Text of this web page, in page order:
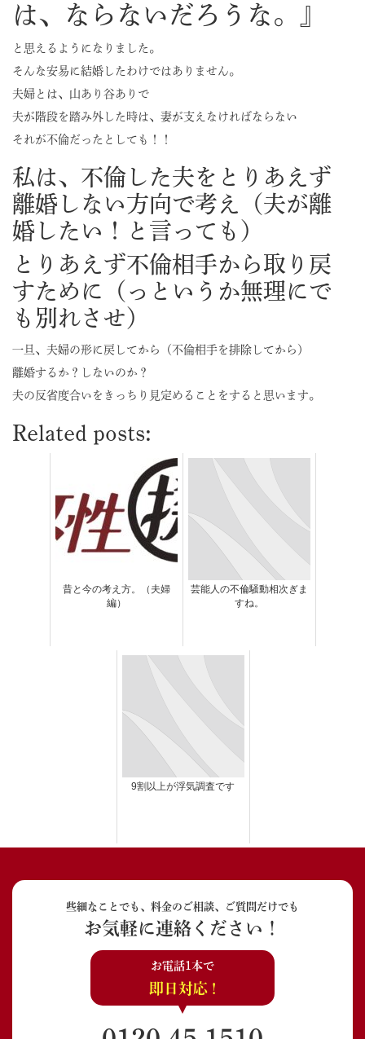
は、ならないだろうな。』
と思えるようになりました。
そんな安易に結婚したわけではありません。
夫婦とは、山あり谷ありで
夫が階段を踏み外した時は、妻が支えなければならない
それが不倫だったとしても！！
私は、不倫した夫をとりあえず
離婚しない方向で考え（夫が離
婚したい！と言っても）
とりあえず不倫相手から取り戻
すために（っというか無理にで
も別れさせ）
一旦、夫婦の形に戻してから（不倫相手を排除してから）
離婚するか？しないのか？
夫の反省度合いをきっちり見定めることをすると思います。
Related posts:
昔と今の考え方。（夫婦
編）
芸能人の不倫騒動相次ぎま
すね。
9割以上が浮気調査です
些細なことでも、料金のご相談、ご質問だけでも
お気軽に連絡ください！
お電話1本で
即日対応 !